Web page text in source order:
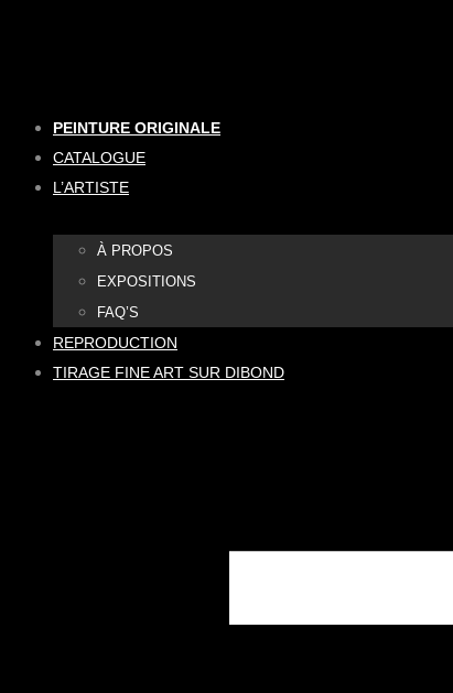
PEINTURE ORIGINALE
CATALOGUE
L’ARTISTE
À PROPOS
EXPOSITIONS
FAQ’S
REPRODUCTION
TIRAGE FINE ART SUR DIBOND